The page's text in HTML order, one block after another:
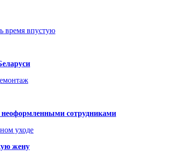
время впустую
неоформленными сотрудниками
уходе
жену